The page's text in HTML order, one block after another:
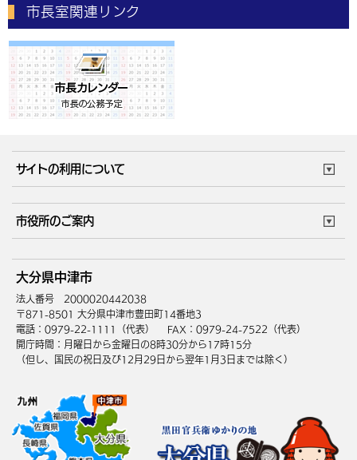
市長室関連リンク
サイトの利用について
サイトマップ
市役所のご案内
庁舎地図 組織案内
中津市へのアクセス
大分県中津市
法人番号 2000020442038
〒871-8501 大分県中津市豊田町14番地3
電話：0979-22-1111（代表）
FAX：0979-24-7522（代表）
開庁時間：月曜日から金曜日の8時30分から17時15分
（但し、国民の祝日及び12月29日から翌年1月3日までは除く）